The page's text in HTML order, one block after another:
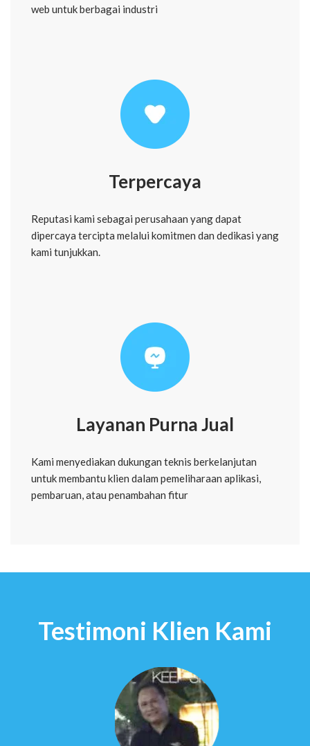
web untuk berbagai industri
Terpercaya
Reputasi kami sebagai perusahaan yang dapat
dipercaya tercipta melalui komitmen dan dedikasi yang
kami tunjukkan.
Layanan Purna Jual
Kami menyediakan dukungan teknis berkelanjutan
untuk membantu klien dalam pemeliharaan aplikasi,
pembaruan, atau penambahan fitur
Testimoni Klien Kami